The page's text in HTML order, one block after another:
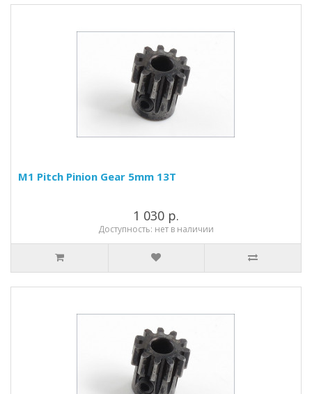
M1 Pitch Pinion Gear 5mm 13T
1 030 р.
Доступность: нет в наличии